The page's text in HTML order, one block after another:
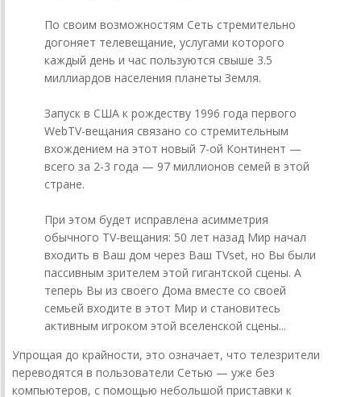
По своим возможностям Сеть стремительно
догоняет телевещание, услугами которого
каждый день и час пользуются свыше 3.5
миллиардов населения планеты Земля.
Запуск в США к рождеству 1996 года первого
WebTV-вещания связано со стремительным
вхождением на этот новый 7-ой Континент —
всего за 2-3 года — 97 миллионов семей в этой
стране.
При этом будет исправлена асимметрия
обычного TV-вещания: 50 лет назад Мир начал
входить в Ваш дом через Ваш TVset, но Вы были
пассивным зрителем этой гигантской сцены. А
теперь Вы из своего Дома вместе со своей
семьей входите в этот Мир и становитесь
активным игроком этой вселенской сцены...
Упрощая до крайности, это означает, что телезрители
переводятся в пользователи Сетью — уже без
компьютеров, с помощью небольшой приставки к